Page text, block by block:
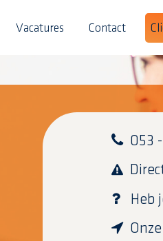
Vacatures Contact
053
Heb